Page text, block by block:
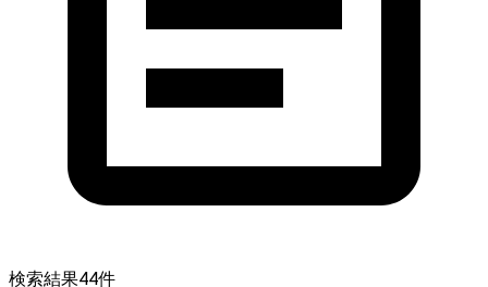
検索結果44件